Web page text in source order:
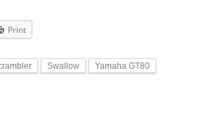
Print
Swallow Yamaha GT80